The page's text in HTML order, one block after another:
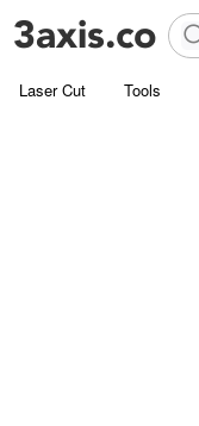
Laser Cut Tools